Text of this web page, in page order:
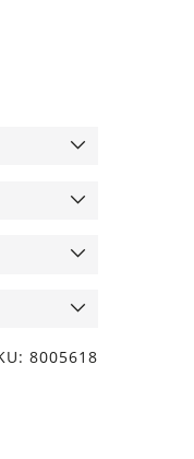
8005618